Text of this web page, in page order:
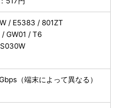
/ E5383 / 801ZT
GW01 / T6
（端末によって異なる）